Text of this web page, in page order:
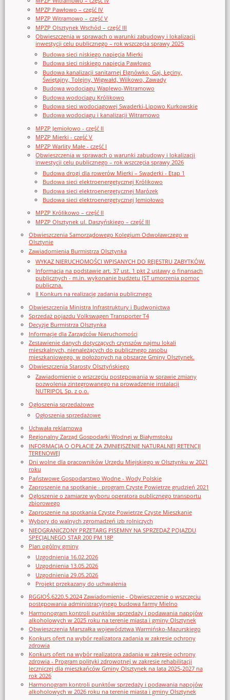
MPZP Pawłowo – część IV
MPZP Witramowo – część V
MPZP Olsztynek Wschód – część III
Obwieszczenia w sprawach o warunki zabudowy i lokalizacji
inwestycji celu publicznego – rok wszczęcia sprawy 2025
Budowa sieci niskiego napięcia Mierki
Budowa sieci niskiego napięcia Pawłowo
Budowa kanalizacji sanitarnej Elgnówko, Gaj, Łęciny,
Świętajny, Tolejny, Wigwałd, Wilkowo, Zawady
Budowa wodociągu Waplewo-Witramowo
Budowa wodociągu Królikowo
Budowa sieci wodociągowej Swaderki-Lipowo Kurkowskie
Budowa wodociągu i kanalizacji Witramowo
MPZP Jemiołowo - część II
MPZP Mierki - część V
MPZP Warlity Małe - część I
Obwieszczenia w sprawach o warunki zabudowy i lokalizacji
inwestycji celu publicznego – rok wszczęcia sprawy 2026
Budowa drogi dla rowerów Mierki – Swaderki - Etap 1
Budowa sieci elektroenergetycznej Królikowo
Budowa sieci elektroenergetycznej Marózek
Budowa sieci elektroenergetycznej Jemiołowo
MPZP Królikowo – część II
MPZP Olsztynek ul. Daszyńskiego – część III
Obwieszczenia Samorządowego Kolegium Odwoławczego w
Olsztynie
Zawiadomienia Burmistrza Olsztynka
WYKAZ NIERUCHOMOŚCI WPISANYCH DO REJESTRU ZABYTKÓW.
Informacja na podstawie art. 37 ust. 1 pkt 2 ustawy o finansach
publicznych - m.in. wykonanie budżetu JST umorzenia pomoc
publiczna.
II Konkurs na realizację zadania publicznego
Obwieszczenia Ministra Infrastruktury i Budwonictwa
Sprzedaż pojazdu Volkswagen Transporter T4
Decyzje Burmistrza Olsztynka
Informacje dla Zarządców Nieruchomości
Zestawienie danych dotyczących czynszów najmu lokali
mieszkalnych, nienależących do publicznego zasobu
mieszkaniowego, w położonych na obszarze Gminy Olsztynek.
Obwieszczenia Starosty Olsztyńskiego
Zawiadomienie o wszczęciu postępowania w sprawie zmiany
pozwolenia zintegrowanego na prowadzenie instalacji
NUTRIPOL Sp. z o.o.
Ogłoszenia sprzedażowe
Ogłoszenia sprzedażowe
Uchwała reklamowa
Regionalny Zarząd Gospodarki Wodnej w Białymstoku
INFORMACJA O OPŁACIE ZA ZMNIEJSZENIE NATURALNEJ RETENCJI
TERENOWEJ
Dni wolne dla pracowników Urzędu Miejskiego w Olsztynku w 2021
roku
Państwowe Gospodarstwo Wodne - Wody Polskie
Zaproszenie na spotkanie - program Czyste Powietrze grudzień 2021
Ogłoszenie o zamiarze wyboru operatora publicznego transportu
zbiorowego
Zaproszenie na spotkania Czyste Powietrze Czyste Mieszkanie
Wybory do walnych zgromadzeń izb rolniczych
NIEOGRANICZONY PRZETARG PISEMNY NA SPRZEDAŻ POJAZDU
SPECJALNEGO STAR 200 PM 18P
Plan ogólny gminy
Uzgodnienia 16.02.2026
Uzgodnienia 13.05.2026
Uzgodnienia 29.05.2026
Projekt przekazany do uchwalenia
RGGIOŚ.6220.5.2024 Zawiadomienie - Obwieszczenie o wszczęciu
postępowania administracyjnego budowa farmy Mielno
Harmonogram kontroli punktów sprzedaży i podawania napojów
alkoholowych w 2025 roku na terenie miasta i gminy Olsztynek
Obwieszczenia Marszałka województwa Warmińsko-Mazurskiego
Konkurs ofert na wybór realizatora zadania w zakresie ochrony
zdrowia
Konkurs ofert na wybór realizatora zadania w zakresie ochrony
zdrowia - Program polityki zdrowotnej w zakresie rehabilitacji
leczniczej dla mieszkańców Gminy Olsztynek na lata 2025-2027 na
rok 2026
Harmonogram kontroli punktów sprzedaży i podawania napojów
alkoholowych w 2026 roku na terenie miasta i gminy Olsztynek